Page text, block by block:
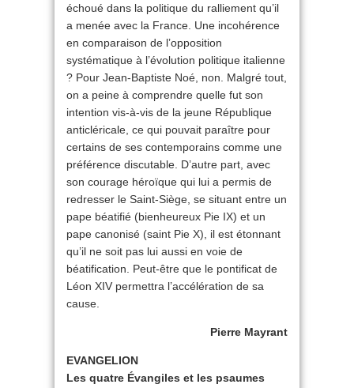
échoué dans la politique du ralliement qu’il
a menée avec la France. Une incohérence
en comparaison de l’opposition
systématique à l’évolution politique italienne
? Pour Jean-Baptiste Noé, non. Malgré tout,
on a peine à comprendre quelle fut son
intention vis-à-vis de la jeune République
anticléricale, ce qui pouvait paraître pour
certains de ses contemporains comme une
préférence discutable. D’autre part, avec
son courage héroïque qui lui a permis de
redresser le Saint-Siège, se situant entre un
pape béatifié (bienheureux Pie IX) et un
pape canonisé (saint Pie X), il est étonnant
qu’il ne soit pas lui aussi en voie de
béatification. Peut-être que le pontificat de
Léon XIV permettra l’accélération de sa
cause.
Pierre Mayrant
EVANGELION
Les quatre Évangiles et les psaumes